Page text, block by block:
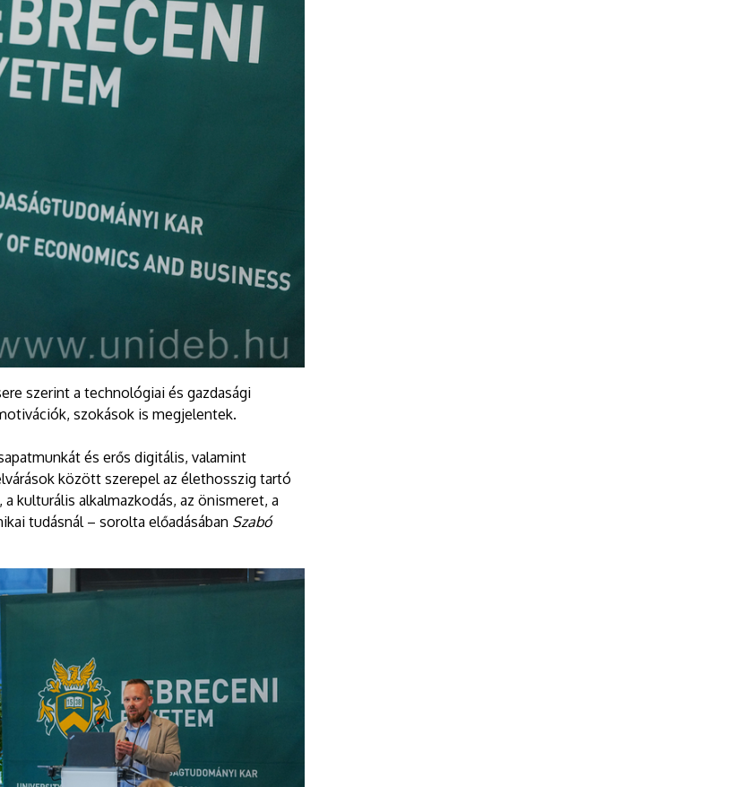
szerint a technológiai és gazdasági
szokások is megjelentek.
és erős digitális, valamint
között szerepel az élethosszig tartó
kulturális alkalmazkodás, az önismeret, a
tudásnál – sorolta előadásában Szabó